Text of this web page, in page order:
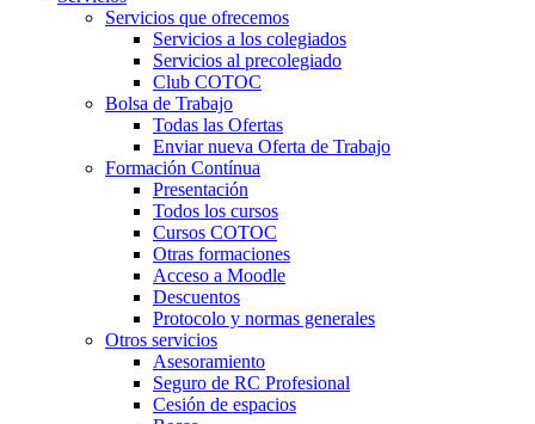
Servicios que ofrecemos
Servicios a los colegiados
Servicios al precolegiado
Club COTOC
Bolsa de Trabajo
Todas las Ofertas
Enviar nueva Oferta de Trabajo
Formación Contínua
Presentación
Todos los cursos
Cursos COTOC
Otras formaciones
Acceso a Moodle
Descuentos
Protocolo y normas generales
Otros servicios
Asesoramiento
Seguro de RC Profesional
Cesión de espacios